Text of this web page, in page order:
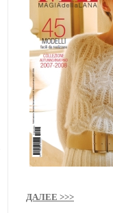
ДАЛЕЕ >>>